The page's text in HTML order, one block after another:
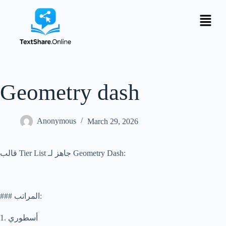
Geometry dash
Anonymous March 29, 2026
قالب Tier List جاهز لـ Geometry Dash:
### المراتب:
1. أسطوري